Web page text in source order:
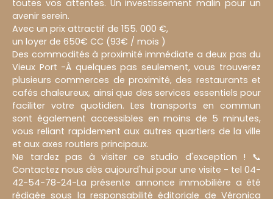
toutes vos attentes. Un investissement malin pour un
avenir serein.
Avec un prix attractif de 155. 000 €,
un loyer de 650€ CC (93€ / mois )
Des commodités à proximité immédiate a deux pas du
Vieux Port -À quelques pas seulement, vous trouverez
plusieurs commerces de proximité, des restaurants et
cafés chaleureux, ainsi que des services essentiels pour
faciliter votre quotidien. Les transports en commun
sont également accessibles en moins de 5 minutes,
vous reliant rapidement aux autres quartiers de la ville
et aux axes routiers principaux.
Ne tardez pas à visiter ce studio d'exception ! 📞
Contactez nous dès aujourd'hui pour une visite - tel 04-
42-54-78-24-La présente annonce immobilière a été
rédigée sous la responsabilité éditoriale de Véronica